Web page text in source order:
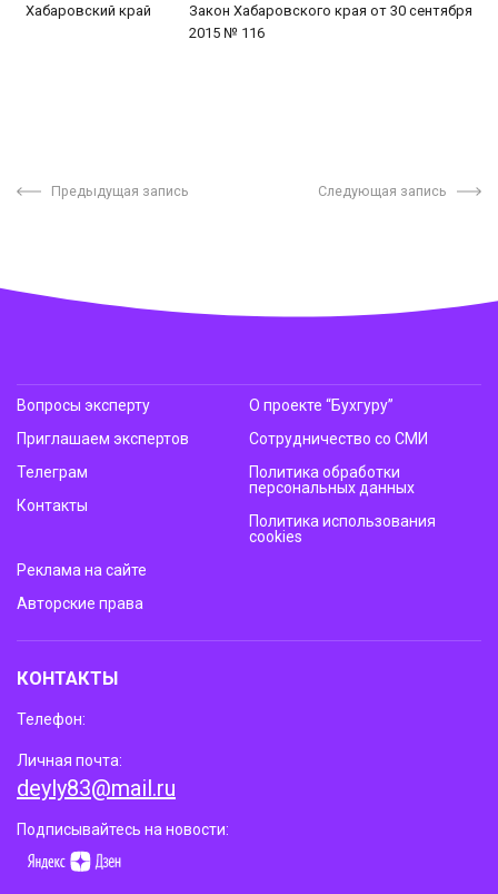
Хабаровский край
Закон Хабаровского края от 30 сентября
2015 № 116
Предыдущая запись Следующая запись
Вопросы эксперту
Приглашаем экспертов
Телеграм
Контакты
О проекте “Бухгуру”
Сотрудничество со СМИ
Политика обработки
персональных данных
Политика использования
cookies
Реклама на сайте
Авторские права
КОНТАКТЫ
Телефон:
Личная почта:
deyly83@mail.ru
Подписывайтесь на новости: